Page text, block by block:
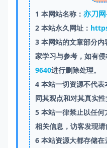
1 本网站名称： 亦刀
2本站永久网址：
3本网站的文章部分内
家学习与参考，如有
9640进行删除处理。
4本站一切资源不代表
同其观点和对其真实性
5本站一律禁止以任何
相关信息，访客发现
6本站资源大都存储在